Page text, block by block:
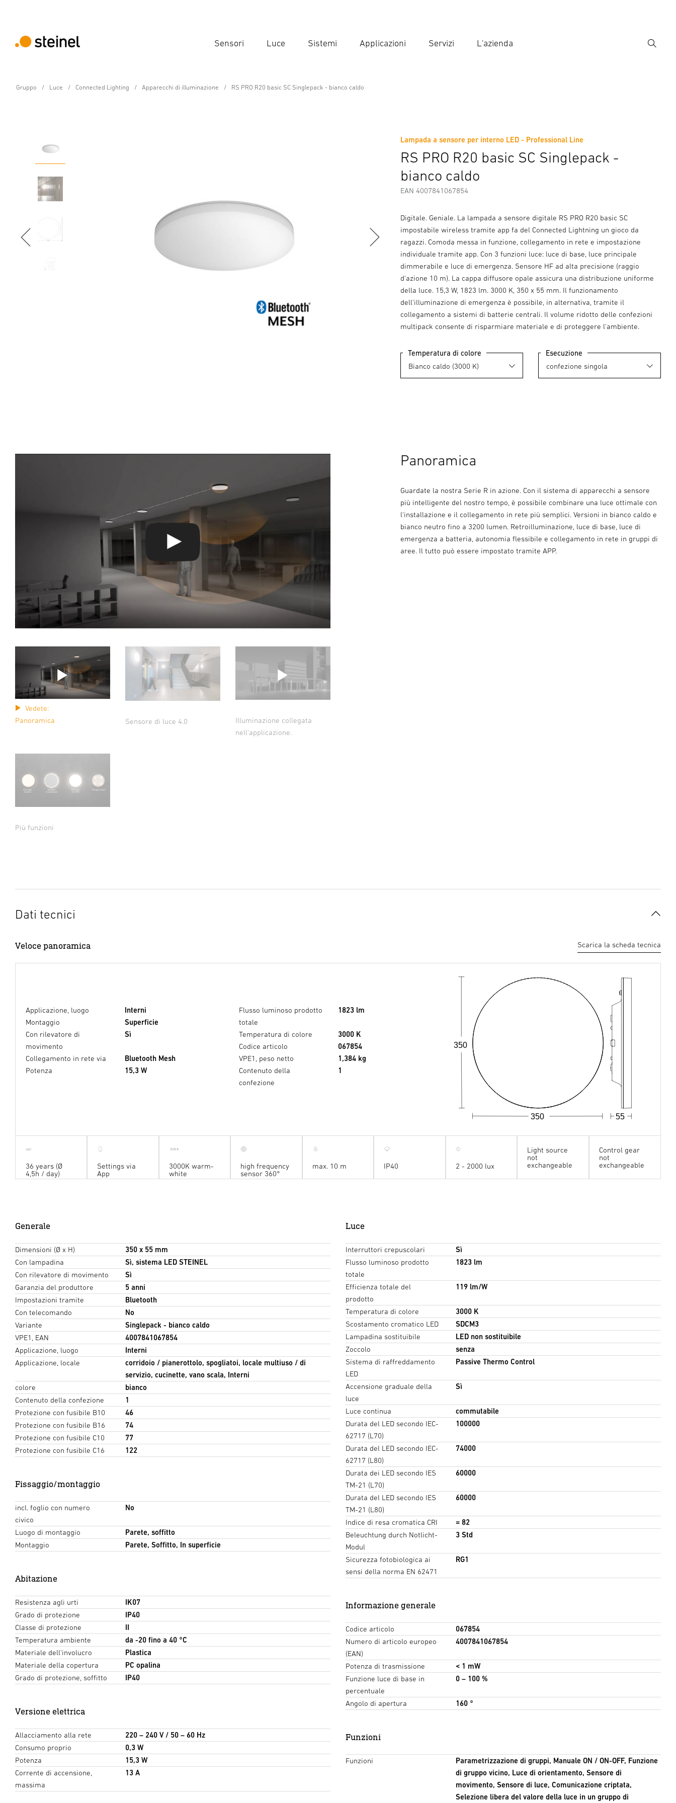
Sensori Luce Sistemi Applicazioni Servizi L'azienda
Ricerca
Gruppo Luce Connected Lighting Apparecchi di illuminazione RS PRO R20 basic SC Singlepack - bianco caldo
Lampada a sensore per interno LED - Professional Line
RS PRO R20 basic SC Singlepack -
bianco caldo
EAN 4007841067854
Digitale. Geniale. La lampada a sensore digitale RS PRO R20 basic SC
impostabile wireless tramite app fa del Connected Lightning un gioco da
ragazzi. Comoda messa in funzione, collegamento in rete e impostazione
individuale tramite app. Con 3 funzioni luce: luce di base, luce principale
dimmerabile e luce di emergenza. Sensore HF ad alta precisione (raggio
d'azione 10 m). La cappa diffusore opale assicura una distribuzione uniforme
della luce. 15,3 W, 1823 lm. 3000 K, 350 x 55 mm. Il funzionamento
dell'illuminazione di emergenza è possibile, in alternativa, tramite il
collegamento a sistemi di batterie centrali. Il volume ridotto delle confezioni
multipack consente di risparmiare materiale e di proteggere l'ambiente.
Temperatura di colore Esecuzione
Caratteristiche Informazioni sul produttore Accessori
Vedete:
Panoramica
Sensore di luce 4.0
Illuminazione collegata
nell'applicazione.
Più funzioni
Panoramica
Guardate la nostra Serie R in azione. Con il sistema di apparecchi a sensore
più intelligente del nostro tempo, è possibile combinare una luce ottimale con
l'installazione e il collegamento in rete più semplici. Versioni in bianco caldo e
bianco neutro fino a 3200 lumen. Retroilluminazione, luce di base, luce di
emergenza a batteria, autonomia flessibile e collegamento in rete in gruppi di
aree. Il tutto può essere impostato tramite APP.
Dati tecnici
Veloce panoramica Scarica la scheda tecnica
Applicazione, luogo
Interni
Montaggio
Superficie
Con rilevatore di
movimento
Sì
Collegamento in rete via
Bluetooth Mesh
Potenza
15,3 W
Flusso luminoso prodotto
totale
1823 lm
Temperatura di colore
3000 K
Codice articolo
067854
VPE1, peso netto
1,384 kg
Contenuto della
confezione
1
55
350
350
36 years (Ø
4,5h / day)
Settings via
App
3000K warm-
white
high frequency
sensor 360°
max. 10 m IP40 2 - 2000 lux
Light source
not
exchangeable
Control gear
not
exchangeable
Generale
Dimensioni (Ø x H)
350 x 55 mm
Con lampadina
Sì, sistema LED STEINEL
Con rilevatore di movimento
Sì
Garanzia del produttore
5 anni
Impostazioni tramite
Bluetooth
Con telecomando
No
Variante
Singlepack - bianco caldo
VPE1, EAN
4007841067854
Applicazione, luogo
Interni
Applicazione, locale
corridoio / pianerottolo, spogliatoi, locale multiuso / di
servizio, cucinette, vano scala, Interni
colore
bianco
Contenuto della confezione
1
Protezione con fusibile B10
46
Protezione con fusibile B16
74
Protezione con fusibile C10
77
Protezione con fusibile C16
122
Fissaggio/montaggio
incl. foglio con numero
civico
No
Luogo di montaggio
Parete, soffitto
Montaggio
Parete, Soffitto, In superficie
Abitazione
Resistenza agli urti
IK07
Grado di protezione
IP40
Classe di protezione
II
Temperatura ambiente
da -20 fino a 40 °C
Materiale dell'involucro
Plastica
Materiale della copertura
PC opalina
Grado di protezione, soffitto
IP40
Versione elettrica
Allacciamento alla rete
220 – 240 V / 50 – 60 Hz
Consumo proprio
0,3 W
Potenza
15,3 W
Corrente di accensione,
massima
13 A
Luce
Interruttori crepuscolari
Sì
Flusso luminoso prodotto
totale
1823 lm
Efficienza totale del
prodotto
119 lm/W
Temperatura di colore
3000 K
Scostamento cromatico LED
SDCM3
Lampadina sostituibile
LED non sostituibile
Zoccolo
senza
Sistema di raffreddamento
LED
Passive Thermo Control
Accensione graduale della
luce
Sì
Luce continua
commutabile
Durata del LED secondo IEC-
62717 (L70)
100000
Durata del LED secondo IEC-
62717 (L80)
74000
Durata dei LED secondo IES
TM-21 (L70)
60000
Durata del LED secondo IES
TM-21 (L80)
60000
Indice di resa cromatica CRI
= 82
Beleuchtung durch Notlicht-
Modul
3 Std
Sicurezza fotobiologica ai
sensi della norma EN 62471
RG1
Informazione generale
Codice articolo
067854
Numero di articolo europeo
(EAN)
4007841067854
Potenza di trasmissione
< 1 mW
Funzione luce di base in
percentuale
0 – 100 %
Angolo di apertura 160 °
Funzioni
Funzioni
Parametrizzazione di gruppi, Manuale ON / ON-OFF, Funzione
di gruppo vicino, Luce di orientamento, Sensore di
movimento, Sensore di luce, Comunicazione criptata,
Selezione libera del valore della luce in un gruppo di